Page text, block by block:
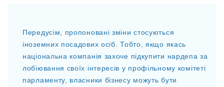
Передусім, пропоновані зміни стосуються
іноземних посадових осіб. Тобто, якщо якась
національна компанія захоче підкупити нардепа за
лобіювання своїх інтересів у профільному комітеті
парламенту, власники бізнесу можуть бути